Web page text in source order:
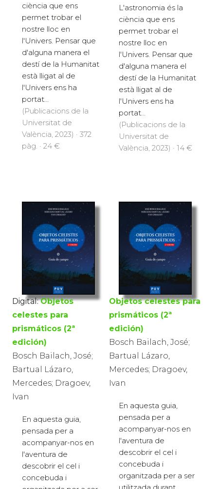
ciència que ens
permet trobar el
nostre lloc en
l'Univers. Pensar que
d'alguna manera el
destí de la Humanitat
està lligat al de
l'Univers ens ha
portat...
(Publicacions de la
Universitat de
València, 2023) · 372
pàg. · 24 €
L'astronomia és la
ciència que ens
permet trobar el
nostre lloc en
l'Univers. Pensar que
d'alguna manera el
destí de la Humanitat
està lligat al de
l'Univers ens ha
portat...
(Publicacions de la
Universitat de
València, 2023) · 14 €
Digital: Objetos
celestes para
prismáticos (2ª
edición)
Bosch Bailach, José;
Bartual Lázaro,
Mercedes; Dragoev,
Ivan
En aquesta guia,
pensada per a
acompanyar-nos en
l'aventura de
descobrir el cel i
concebuda i
Objetos celestes para
prismáticos (2ª
edición)
Bosch Bailach, José;
Bartual Lázaro,
Mercedes; Dragoev,
Ivan
En aquesta guia,
pensada per a
acompanyar-nos en
l'aventura de
descobrir el cel i
concebuda i
organitzada per a ser
utilitzada durant